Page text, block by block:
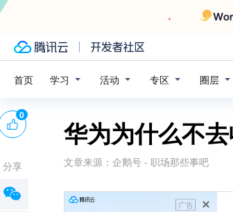
首页 学习 活动 专区 圈层
华为为什么不
文章来源： 企鹅号 - 职场那些事吧
广告
0
分享